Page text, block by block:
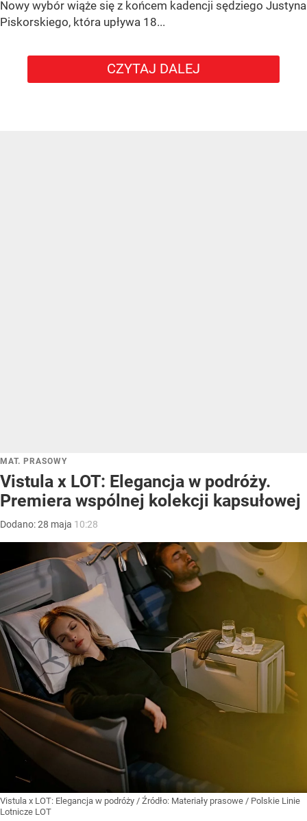
Nowy wybór wiąże się z końcem kadencji sędziego Justyna
Piskorskiego, która upływa 18...
CZYTAJ DALEJ
MAT. PRASOWY
Vistula x LOT: Elegancja w podróży.
Premiera wspólnej kolekcji kapsułowej
Dodano:28 maja 10:28
Vistula x LOT: Elegancja w podróży / Źródło: Materiały prasowe / Polskie Linie
Lotnicze LOT